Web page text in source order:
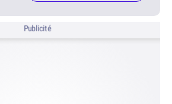
Publicité